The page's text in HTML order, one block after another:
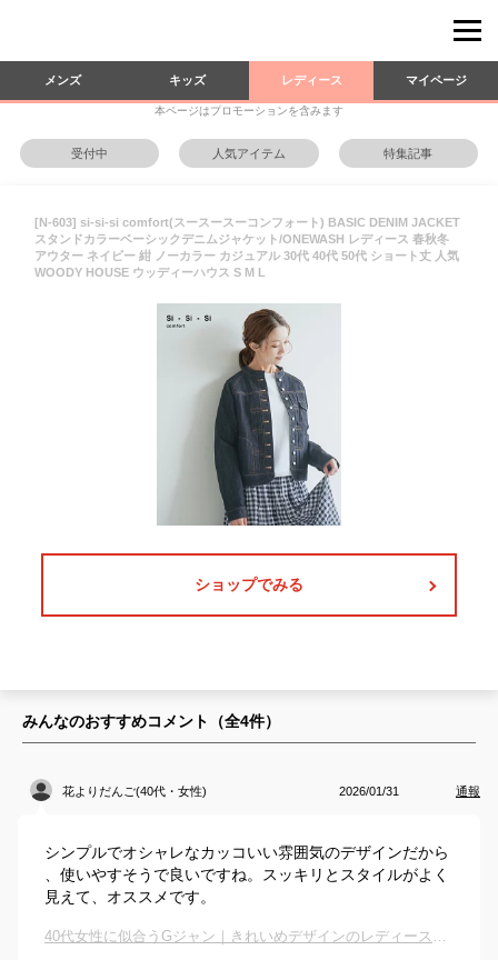
メンズ キッズ レディース マイページ
本ページはプロモーションを含みます
受付中 人気アイテム 特集記事
[N-603] si-si-si comfort(スースースーコンフォート) BASIC DENIM JACKET
スタンドカラーベーシックデニムジャケット/ONEWASH レディース 春秋冬
アウター ネイビー 紺 ノーカラー カジュアル 30代 40代 50代 ショート丈 人気
WOODY HOUSE ウッディーハウス S M L
ショップでみる
みんなのおすすめコメント（全4件）
花よりだんご(40代・女性) 2026/01/31 通報
シンプルでオシャレなカッコいい雰囲気のデザインだから
、使いやすそうで良いですね。スッキリとスタイルがよく
見えて、オススメです。
40代女性に似合うGジャン｜きれいめデザインのレディースデニムジャケットのおすすめは？